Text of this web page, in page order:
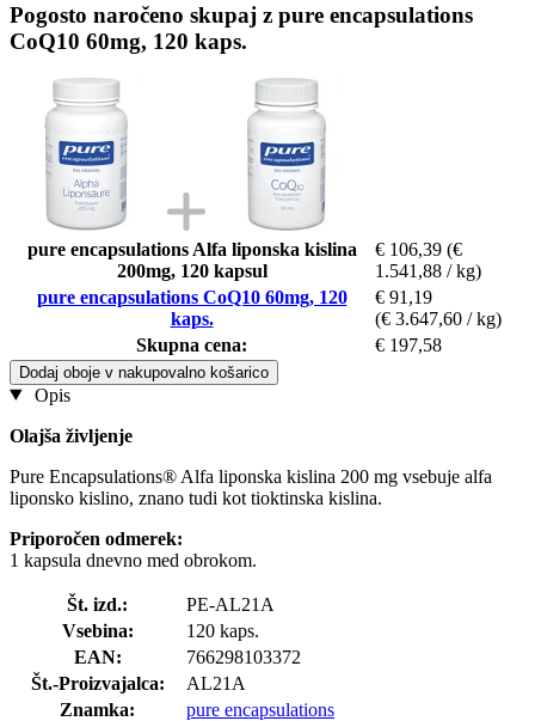
Pogosto naročeno skupaj z pure encapsulations
CoQ10 60mg, 120 kaps.
pure encapsulations Alfa liponska kislina
200mg, 120 kapsul
€ 106,39 (€
1.541,88 / kg)
pure encapsulations CoQ10 60mg, 120
kaps.
€ 91,19
(€ 3.647,60 / kg)
Skupna cena:
€ 197,58
Dodaj oboje v nakupovalno košarico
Opis
Olajša življenje
Pure Encapsulations® Alfa liponska kislina 200 mg vsebuje alfa
liponsko kislino, znano tudi kot tioktinska kislina.
Priporočen odmerek:
1 kapsula dnevno med obrokom.
Št. izd.:
PE-AL21A
Vsebina:
120 kaps.
EAN:
766298103372
Št.-Proizvajalca:
AL21A
Znamka:
pure encapsulations